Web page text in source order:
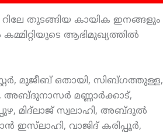
തുടങ്ങിയ കായിക ഇനങ്ങളും
ആഭിമുഖ്യത്തില്‍
മുജീബ് ഒതായി, സിബ്ഗത്തുള്ള,
അബ്ദുനാസര്‍ മണ്ണാര്‍ക്കാട്,
മിദ്‌ലാജ് സ്വലാഹി, അബ്ദുല്‍
വാജിദ് കരിപ്പൂര്‍,